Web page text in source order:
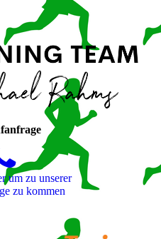
um zu unserer
zu kommen